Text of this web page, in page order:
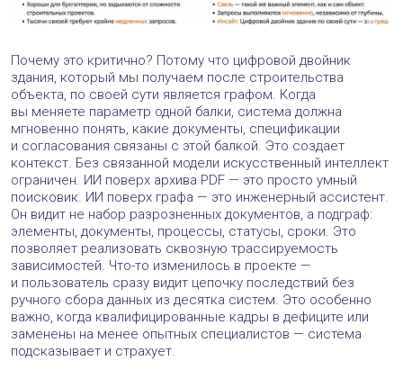
Почему это критично? Потому что цифровой двойник
здания, который мы получаем после строительства
объекта, по своей сути является графом. Когда
вы меняете параметр одной балки, система должна
мгновенно понять, какие документы, спецификации
и согласования связаны с этой балкой. Это создает
контекст. Без связанной модели искусственный интеллект
ограничен. ИИ поверх архива PDF — это просто умный
поисковик. ИИ поверх графа — это инженерный ассистент.
Он видит не набор разрозненных документов, а подграф:
элементы, документы, процессы, статусы, сроки. Это
позволяет реализовать сквозную трассируемость
зависимостей. Что-то изменилось в проекте —
и пользователь сразу видит цепочку последствий без
ручного сбора данных из десятка систем. Это особенно
важно, когда квалифицированные кадры в дефиците или
заменены на менее опытных специалистов — система
подсказывает и страхует.